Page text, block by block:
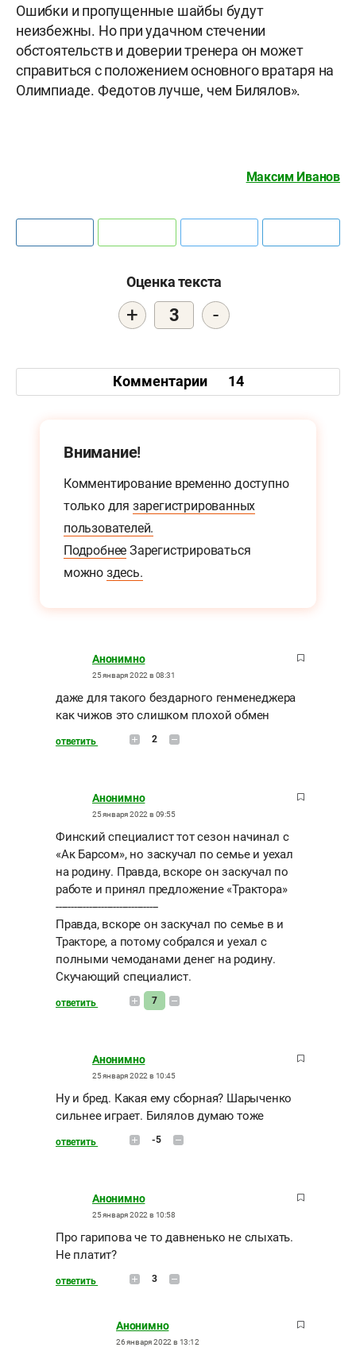
Ошибки и пропущенные шайбы будут
неизбежны. Но при удачном стечении
обстоятельств и доверии тренера он может
справиться с положением основного вратаря на
Олимпиаде. Федотов лучше, чем Билялов».
Максим Иванов
Оценка текста
+ 3 -
Комментарии 14
Внимание!
Комментирование временно доступно
только для зарегистрированных
пользователей.
Подробнее Зарегистрироваться
можно здесь.
Анонимно
25 января 2022 в 08:31
даже для такого бездарного генменеджера
как чижов это слишком плохой обмен
ответить 2
Анонимно
25 января 2022 в 09:55
Финский специалист тот сезон начинал с
«Ак Барсом», но заскучал по семье и уехал
на родину. Правда, вскоре он заскучал по
работе и принял предложение «Трактора»
----------------------------------
Правда, вскоре он заскучал по семье в и
Тракторе, а потому собрался и уехал с
полными чемоданами денег на родину.
Скучающий специалист.
ответить 7
Анонимно
25 января 2022 в 10:45
Ну и бред. Какая ему сборная? Шарыченко
сильнее играет. Билялов думаю тоже
ответить -5
Анонимно
25 января 2022 в 10:58
Про гарипова че то давненько не слыхать.
Не платит?
ответить 3
Анонимно
26 января 2022 в 13:12